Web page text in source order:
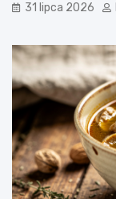
31 lipca 2026